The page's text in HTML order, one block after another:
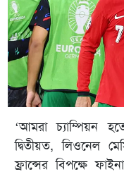
‘আমরা চ্যাম্পিয়ন
দ্বিতীয়ত, লিওনেল
ফ্রান্সের বিপক্ষে